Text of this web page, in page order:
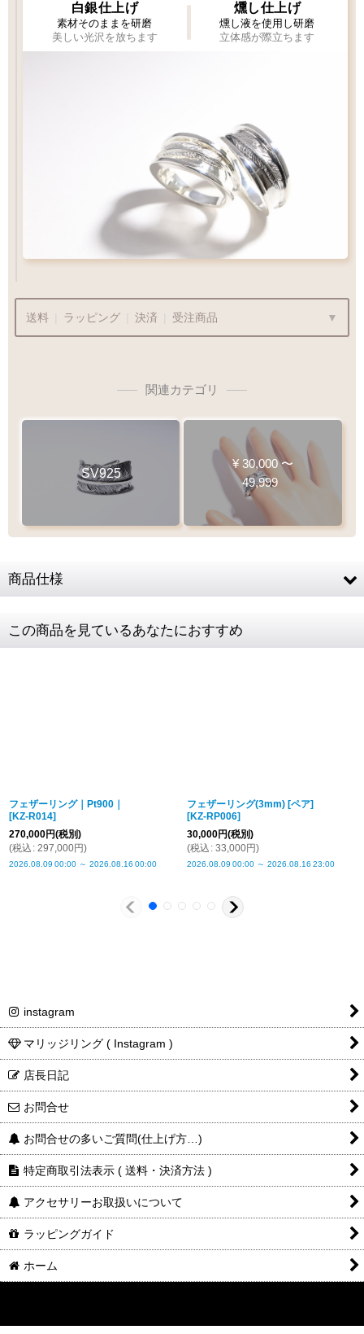
白銀仕上げ
素材そのままを研磨
美しい光沢を放ちます
燻し仕上げ
燻し液を使用し研磨
立体感が際立ちます
送料 ラッピング 決済 受注商品
ラッピングも承っております
プレゼント用でも安心してご利用いただけます
Q&A
1商品¥1,100
最適なケースで
お届けします
銀行振込
ご注文完了後、メールに記載の指定口座へ
『5日以内』にお振込をお願い致します
振込手数料
『製作・お届け
キャンセル・返品不可
ご注文の際は
サイズ等にご注意下さい
関連カテゴリ
SV925
¥ 30,000 〜
49,999
商品仕様
リングサイズ 5〜25号
この商品を見ているあなたにおすすめ
フェザーリング｜Pt900｜
[KZ-R014]
270,000円(税別)
(税込 : 297,000円)
2026.08.09 00:00 ～ 2026.08.16 00:00
フェザーリング(3mm) [ペア]
[KZ-RP006]
30,000円(税別)
(税込 : 33,000円)
2026.08.09 00:00 ～ 2026.08.16 23:00
instagram
マリッジリング ( Instagram )
店長日記
お問合せ
お問合せの多いご質問(仕上げ方…)
特定商取引法表示 ( 送料・決済方法 )
アクセサリーお取扱いについて
ラッピングガイド
ホーム